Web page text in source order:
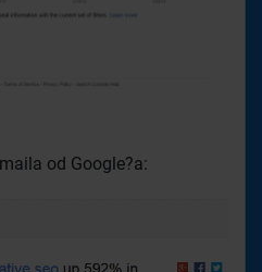
od Google?a: